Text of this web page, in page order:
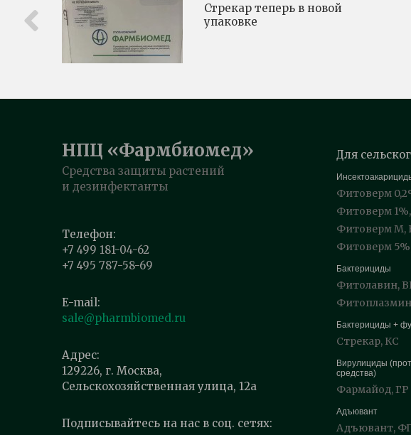
Стрекар теперь в новой
упаковке
НПЦ «Фармбиомед»
Средства защиты растений
и дезинфектанты
Телефон:
+7 499 181-04-62
+7 495 787-58-69
E-mail:
sale@pharmbiomed.ru
Адрес:
129226, г. Москва,
Сельскохозяйственная улица, 12а
Подписывайтесь на нас в соц. сетях:
Для
Фитоверм
Фитоверм
Фитоверм М,
Фитоверм
Бактерициды
Фитолавин,
Бактерициды +
Стрекар, КС
Вирулициды
средства)
Фармайод, ГР
Адъювант
Адъювант,